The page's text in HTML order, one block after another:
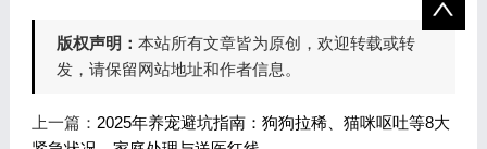
版权声明： 本站所有文章皆为原创，欢迎转载或转
发，请保留网站地址和作者信息。
上一篇： 2025年养宠避坑指南：狗狗拉稀、猫咪呕吐等8大